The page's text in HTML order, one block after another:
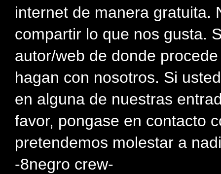
internet de manera gratuita.
compartir lo que nos gusta.
autor/web de donde
hagan con nosotros. Si
en alguna de nuestras
favor, pongase en contacto
pretendemos molestar a
-8negro crew-